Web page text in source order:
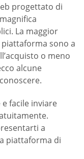
progettato di
La maggior
sono a
o meno
alcune
facile inviare
a
piattaforma di